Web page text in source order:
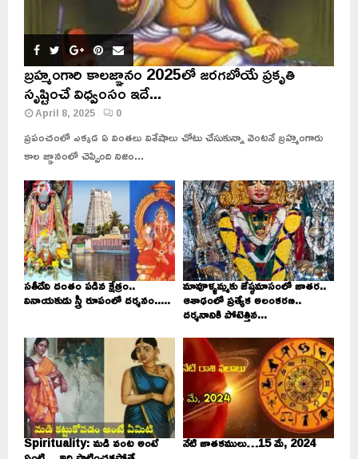
బ్రహ్మంగారి కాలజ్ఞానం 2025లో జరగబోయే ప్రకృతి
సృష్టించే విధ్వంసం ఇదే...
April 8, 2025 0
ప్రపంచంలో ఎక్కడ ఏ వింతలు విశేషాలు చోటు చేసుకున్నా వెంటనే బ్రహ్మంగారు
కాల జ్ఞానంలో చెప్పింది నిజం...
సతీదేవి దంతం పడిన క్షేత్రం..
వినాయకుడు స్త్రీ రూపంలో దర్శనం.....
మావూళ్ళమ్మకు జేష్ఠమాసంలో జాతర..
ఆశాఢంలో ప్రత్యేక అలంకరణ..
దర్శనానికి పోటెత్తిన...
Spirituality: మడి వంట అంటే నేటి జాతకములు…15 మే, 2024